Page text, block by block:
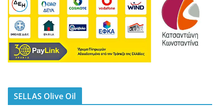
SELLAS Olive Oil